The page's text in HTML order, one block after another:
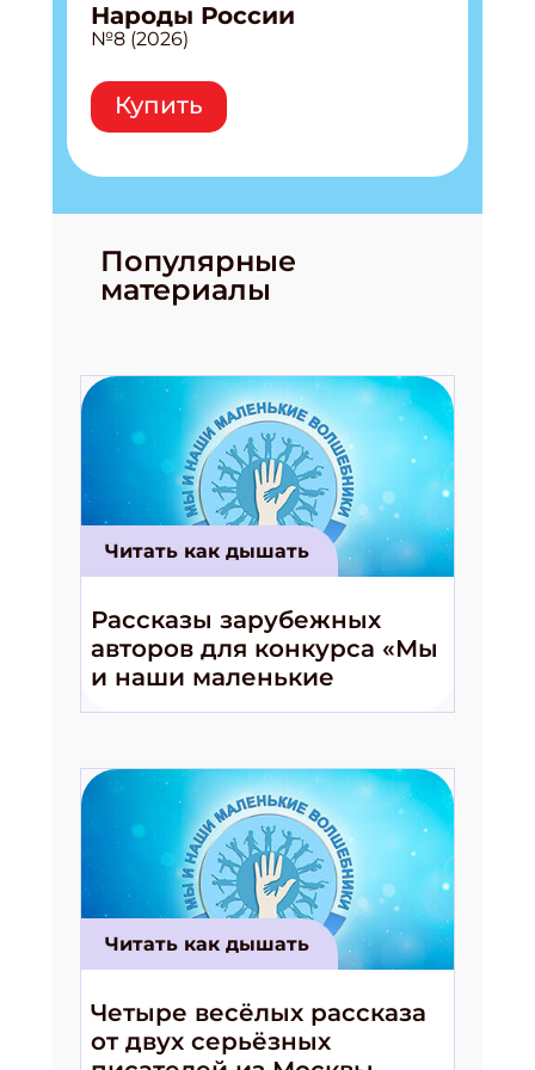
Народы России
№8 (2026)
Купить
Популярные
материалы
Читать как дышать
Рассказы зарубежных
авторов для конкурса «Мы
и наши маленькие
волшебники!»
Читать как дышать
Четыре весёлых рассказа
от двух серьёзных